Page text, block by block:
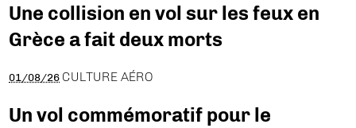
Une collision en vol sur les feux en
Grèce a fait deux morts
01/08/26 CULTURE AÉRO
Un vol commémoratif pour le